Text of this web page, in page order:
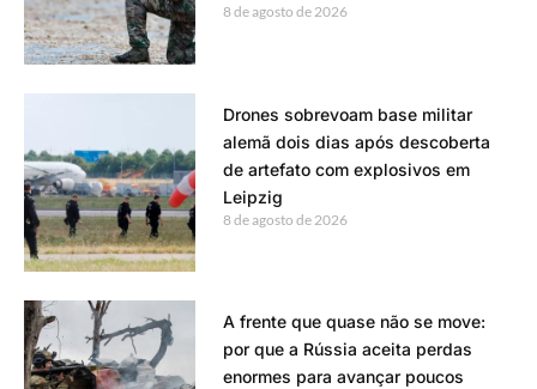
8 de agosto de 2026
Drones sobrevoam base militar
alemã dois dias após descoberta
de artefato com explosivos em
Leipzig
8 de agosto de 2026
A frente que quase não se move:
por que a Rússia aceita perdas
enormes para avançar poucos